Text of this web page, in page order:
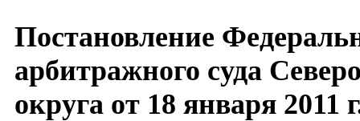
Постановление
арбитражного суда
округа от 18 января 2011